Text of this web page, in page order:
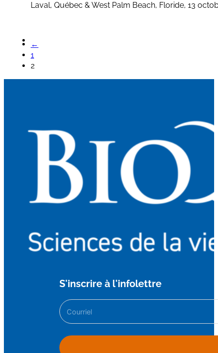
Laval, Québec & West Palm Beach, Floride, 13
←
1
2
S'inscrire à l'infolettre